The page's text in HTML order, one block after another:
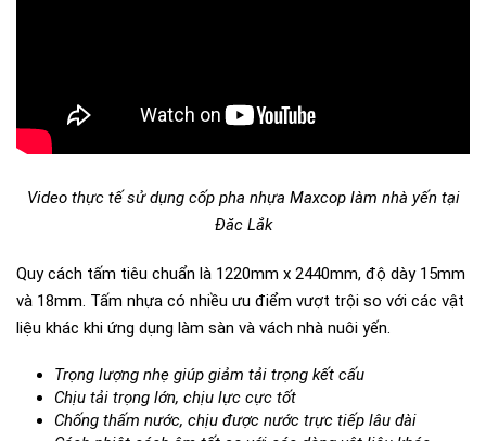
Video thực tế sử dụng cốp pha nhựa Maxcop làm nhà yến tại
Đăc Lắk
Quy cách tấm tiêu chuẩn là 1220mm x 2440mm, độ dày 15mm
và 18mm. Tấm nhựa có nhiều ưu điểm vượt trội so với các vật
liệu khác khi ứng dụng làm sàn và vách nhà nuôi yến.
Trọng lượng nhẹ giúp giảm tải trọng kết cấu
Chịu tải trọng lớn, chịu lực cực tốt
Chống thấm nước, chịu được nước trực tiếp lâu dài